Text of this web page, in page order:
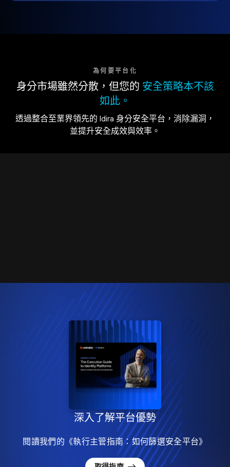
為何要平台化
身分市場雖然分散，但您的 安全策略本不該
如此。
透過整合至業界領先的 Idira 身分安全平台，消除漏洞，
並提升安全成效與效率。
深入了解平台優勢
閱讀我們的《執行主管指南：如何篩選安全平台》